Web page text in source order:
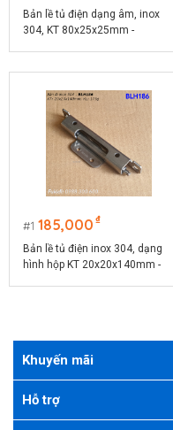
Bản lề tủ điện dạng âm, inox
304, KT 80x25x25mm -
1 185,000 ₫
Bản lề tủ điện inox 304, dạng
hình hộp KT 20x20x140mm -
Khuyến mãi
Hỗ trợ